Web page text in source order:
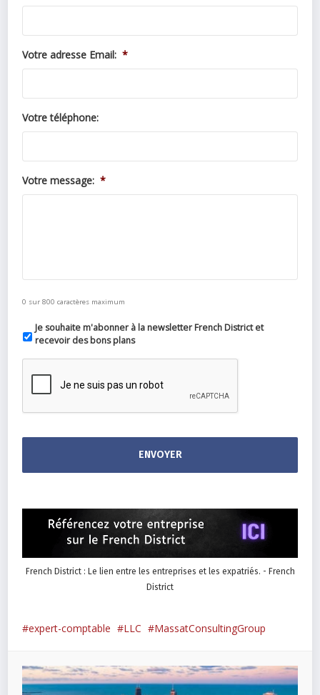
Votre adresse Email: *
Votre téléphone:
Votre message: *
0 sur 800 caractères maximum
Je souhaite m'abonner à la newsletter French District et
recevoir des bons plans
French District : Le lien entre les entreprises et les expatriés. - French
District
expert-comptable LLC MassatConsultingGroup